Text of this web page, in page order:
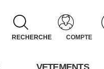
RECHERCHE COMPTE